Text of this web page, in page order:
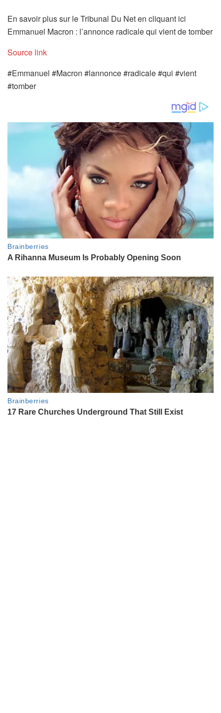
En savoir plus sur le Tribunal Du Net en cliquant ici
Emmanuel Macron : l’annonce radicale qui vient de tomber
Source link
#Emmanuel #Macron #lannonce #radicale #qui #vient
#tomber